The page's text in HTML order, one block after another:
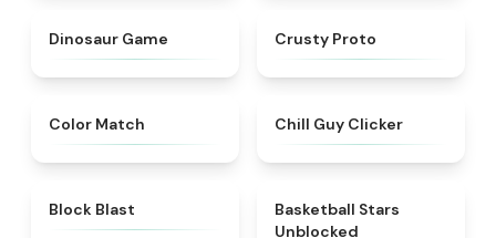
Dinosaur Game Crusty Proto
Color Match Chill Guy Clicker
Block Blast
Basketball Stars
Unblocked